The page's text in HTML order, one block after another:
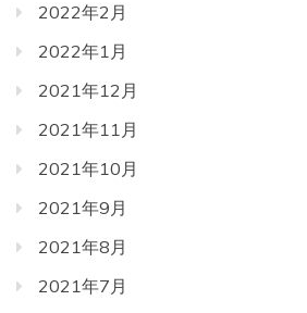
2022年2月
2022年1月
2021年12月
2021年11月
2021年10月
2021年9月
2021年8月
2021年7月